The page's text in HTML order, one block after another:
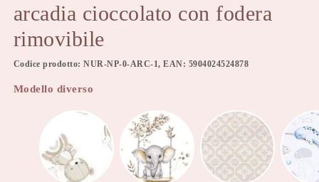
arcadia cioccolato con fodera
rimovibile
Codice prodotto: NUR-NP-0-ARC-1, EAN: 5904024524878
Modello diverso